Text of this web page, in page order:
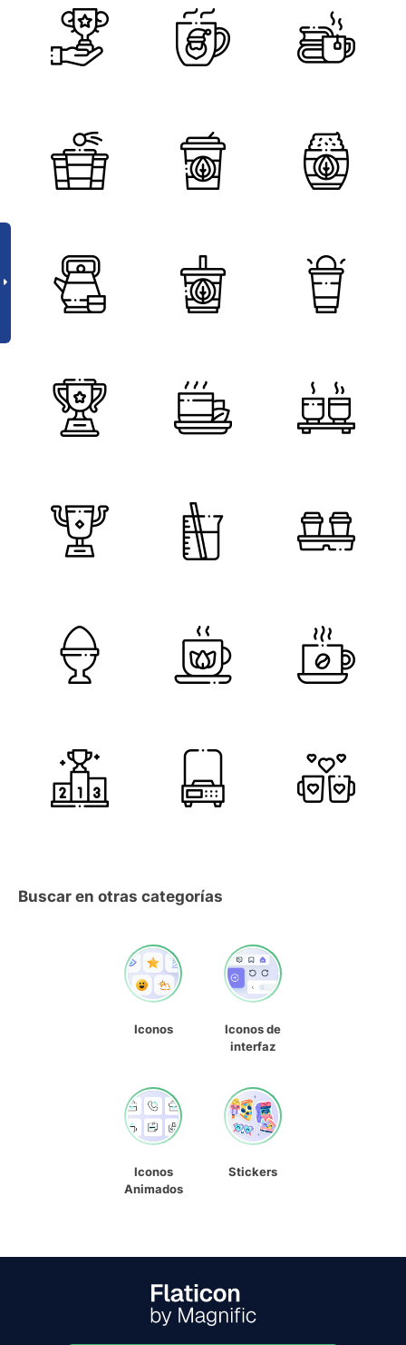
Buscar en otras categorías
Iconos
Iconos de
interfaz
Iconos
Animados
Stickers